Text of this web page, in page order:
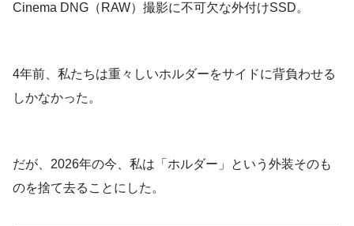
Cinema DNG（RAW）撮影に不可欠な外付けSSD。
4年前、私たちは重々しいホルダーをサイドに背負わせる
しかなかった。
だが、2026年の今、私は「ホルダー」という外装そのも
のを捨て去ることにした。